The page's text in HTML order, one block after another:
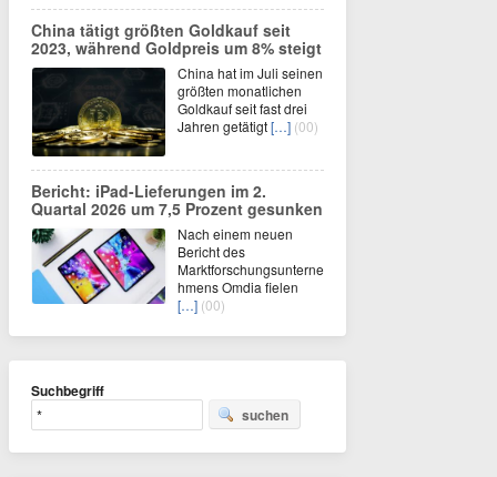
China tätigt größten Goldkauf seit
2023, während Goldpreis um 8% steigt
China hat im Juli seinen
größten monatlichen
Goldkauf seit fast drei
Jahren getätigt[…] (00)
Bericht: iPad-Lieferungen im 2.
Quartal 2026 um 7,5 Prozent gesunken
Nach einem neuen
Bericht des
Marktforschungsunterne
hmens Omdia fielen
[…] (00)
Suchbegriff
suchen